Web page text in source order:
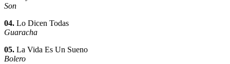
Son
04. Lo Dicen Todas
Guaracha
05. La Vida Es Un Sueno
Bolero